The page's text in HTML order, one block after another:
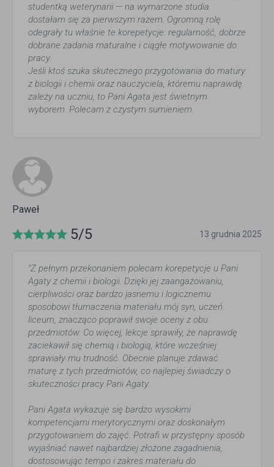
studentką weterynarii — na wymarzone studia
dostałam się za pierwszym razem. Ogromną rolę
odegrały tu właśnie te korepetycje: regularność, dobrze
dobrane zadania maturalne i ciągłe motywowanie do
pracy.
Jeśli ktoś szuka skutecznego przygotowania do matury
z biologii i chemii oraz nauczyciela, któremu naprawdę
zależy na uczniu, to Pani Agata jest świetnym
wyborem. Polecam z czystym sumieniem.
Paweł
5/5 13 grudnia 2025
"Z pełnym przekonaniem polecam korepetycje u Pani
Agaty z chemii i biologii. Dzięki jej zaangażowaniu,
cierpliwości oraz bardzo jasnemu i logicznemu
sposobowi tłumaczenia materiału mój syn, uczeń
liceum, znacząco poprawił swoje oceny z obu
przedmiotów. Co więcej, lekcje sprawiły, że naprawdę
zaciekawił się chemią i biologią, które wcześniej
sprawiały mu trudność. Obecnie planuje zdawać
maturę z tych przedmiotów, co najlepiej świadczy o
skuteczności pracy Pani Agaty.
Pani Agata wykazuje się bardzo wysokimi
kompetencjami merytorycznymi oraz doskonałym
przygotowaniem do zajęć. Potrafi w przystępny sposób
wyjaśniać nawet najbardziej złożone zagadnienia,
dostosowując tempo i zakres materiału do